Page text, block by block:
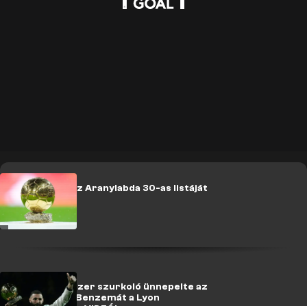
Kihirdették az Aranylabda 30-as listáját
Libabőr: 58 ezer szurkoló ünnepelte az
Aranylabdás Benzemát a Lyon